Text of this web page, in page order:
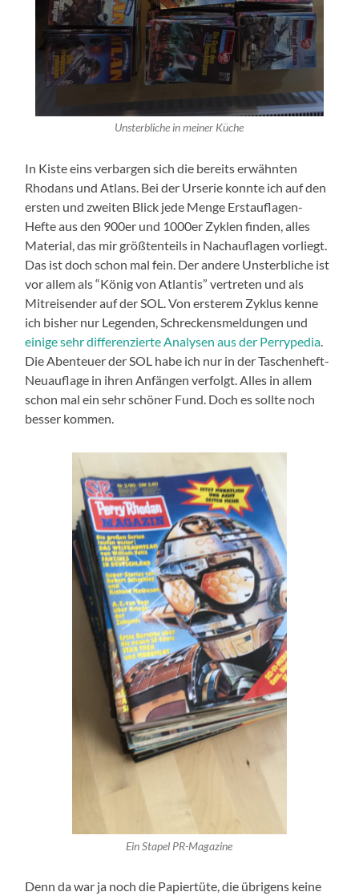
Unsterbliche in meiner Küche
In Kiste eins verbargen sich die bereits erwähnten
Rhodans und Atlans. Bei der Urserie konnte ich auf den
ersten und zweiten Blick jede Menge Erstauflagen-
Hefte aus den 900er und 1000er Zyklen finden, alles
Material, das mir größtenteils in Nachauflagen vorliegt.
Das ist doch schon mal fein. Der andere Unsterbliche ist
vor allem als “König von Atlantis” vertreten und als
Mitreisender auf der SOL. Von ersterem Zyklus kenne
ich bisher nur Legenden, Schreckensmeldungen und
einige sehr differenzierte Analysen aus der Perrypedia
Die Abenteuer der SOL habe ich nur in der Taschenheft-
Neuauflage in ihren Anfängen verfolgt. Alles in allem
schon mal ein sehr schöner Fund. Doch es sollte noch
besser kommen.
Ein Stapel PR-Magazine
Denn da war ja noch die Papiertüte, die übrigens keine